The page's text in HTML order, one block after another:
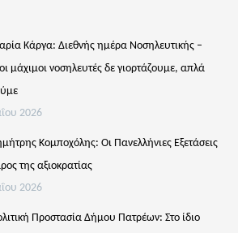
Κάργα: Διεθνής ημέρα Νοσηλευτικής –
μάχιμοι νοσηλευτές δε γιορτάζουμε, απλά
2026
Κομποχόλης: Οι Πανελλήνιες Εξετάσεις
της αξιοκρατίας
2026
Προστασία Δήμου Πατρέων: Στο ίδιο